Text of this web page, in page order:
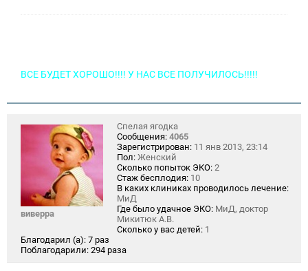
ВСЕ БУДЕТ ХОРОШО!!!! У НАС ВСЕ ПОЛУЧИЛОСЬ!!!!!
виверра
Спелая ягодка
Сообщения: 4065
Зарегистрирован: 11 янв 2013, 23:14
Пол: Женский
Сколько попыток ЭКО: 2
Стаж бесплодия: 10
В каких клиниках проводилось лечение:
МиД
Где было удачное ЭКО: МиД, доктор
Микитюк А.В.
Сколько у вас детей: 1
Благодарил (а): 7 раз
Поблагодарили: 294 раза